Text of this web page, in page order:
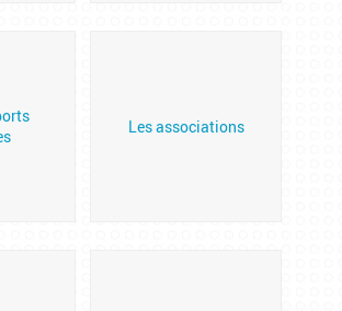
Les associations